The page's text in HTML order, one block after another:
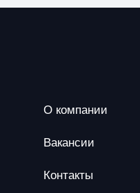
О компании
Вакансии
Контакты